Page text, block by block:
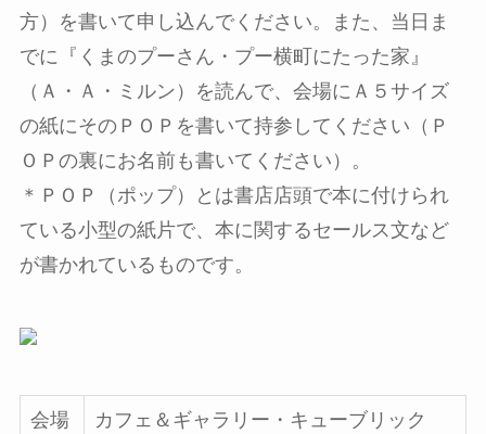
方）を書いて申し込んでください。また、当日ま
でに『くまのプーさん・プー横町にたった家』
（Ａ・Ａ・ミルン）を読んで、会場にＡ５サイズ
の紙にそのＰＯＰを書いて持参してください（Ｐ
ＯＰの裏にお名前も書いてください）。
＊ＰＯＰ（ポップ）とは書店店頭で本に付けられ
ている小型の紙片で、本に関するセールス文など
が書かれているものです。
会場 カフェ＆ギャラリー・キューブリック